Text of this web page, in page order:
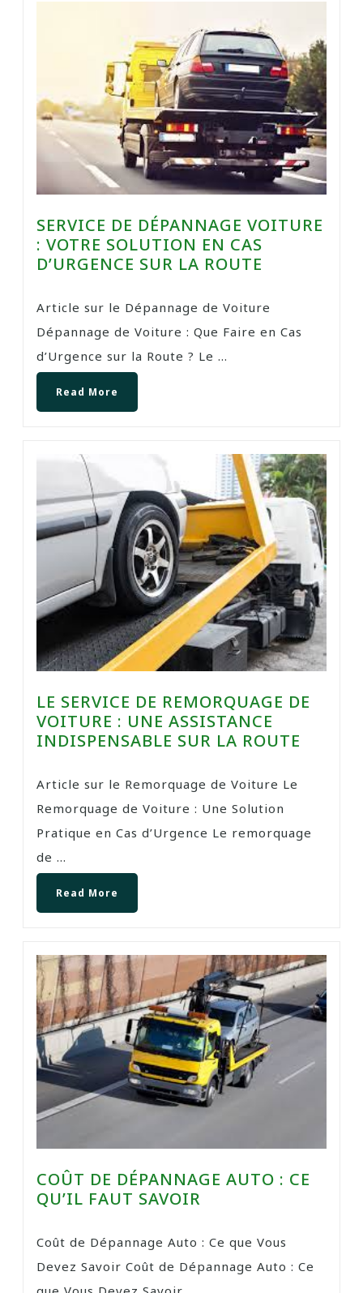
SERVICE DE DÉPANNAGE VOITURE
: VOTRE SOLUTION EN CAS
D’URGENCE SUR LA ROUTE
Article sur le Dépannage de Voiture
Dépannage de Voiture : Que Faire en Cas
d’Urgence sur la Route ? Le ...
Read More
LE SERVICE DE REMORQUAGE DE
VOITURE : UNE ASSISTANCE
INDISPENSABLE SUR LA ROUTE
Article sur le Remorquage de Voiture Le
Remorquage de Voiture : Une Solution
Pratique en Cas d’Urgence Le remorquage
de ...
Read More
COÛT DE DÉPANNAGE AUTO : CE
QU’IL FAUT SAVOIR
Coût de Dépannage Auto : Ce que Vous
Devez Savoir Coût de Dépannage Auto : Ce